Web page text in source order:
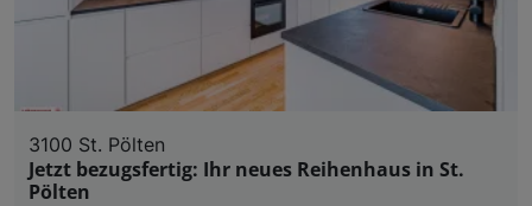
3100 St. Pölten
Jetzt bezugsfertig: Ihr neues Reihenhaus in St.
Pölten